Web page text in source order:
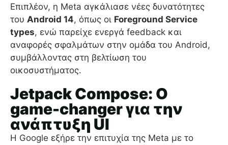
Επιπλέον, η Meta αγκάλιασε νέες δυνατότητες
του Android 14, όπως οι Foreground Service
types, ενώ παρείχε ενεργά feedback και
αναφορές σφαλμάτων στην ομάδα του Android,
συμβάλλοντας στη βελτίωση του
οικοσυστήματος.
Jetpack Compose: Ο
game-changer για την
ανάπτυξη UI
Η Google εξήρε την επιτυχία της Meta με το